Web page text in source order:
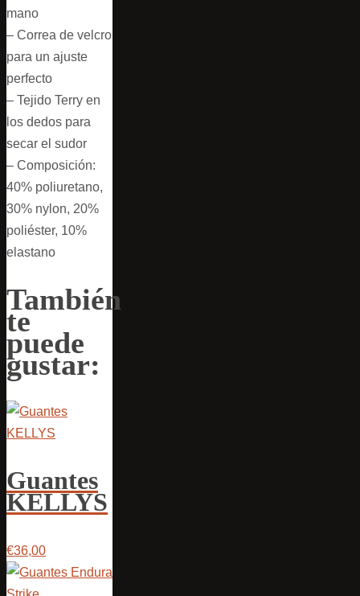
mano
– Correa de velcro
para un ajuste
perfecto
– Tejido Terry en
los dedos para
secar el sudor
– Composición:
40% poliuretano,
30% nylon, 20%
poliéster, 10%
elastano
También
te
puede
gustar:
Guantes
KELLYS
€36,00